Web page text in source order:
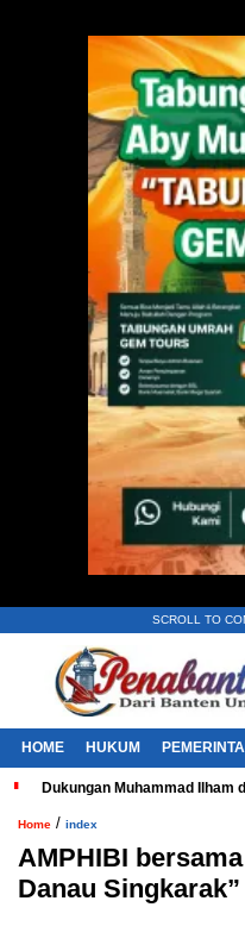
SCROLL TO
HOME HUKUM
Dukungan Muhammad Ilham
Home / index
AMPHIBI
Danau Singkarak”